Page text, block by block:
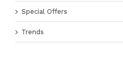
Special Offers
Trends